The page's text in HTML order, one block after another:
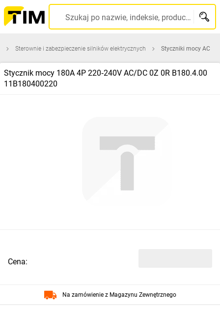
Szukaj po nazwie, indeksie, producencie, kodzie kreskowym...
Sterownie i zabezpieczenie silników elektrycznych Styczniki mocy AC
Stycznik mocy 180A 4P 220‑240V AC/DC 0Z 0R B180.4.00
11B180400220
Cena:
Na zamówienie z Magazynu Zewnętrznego